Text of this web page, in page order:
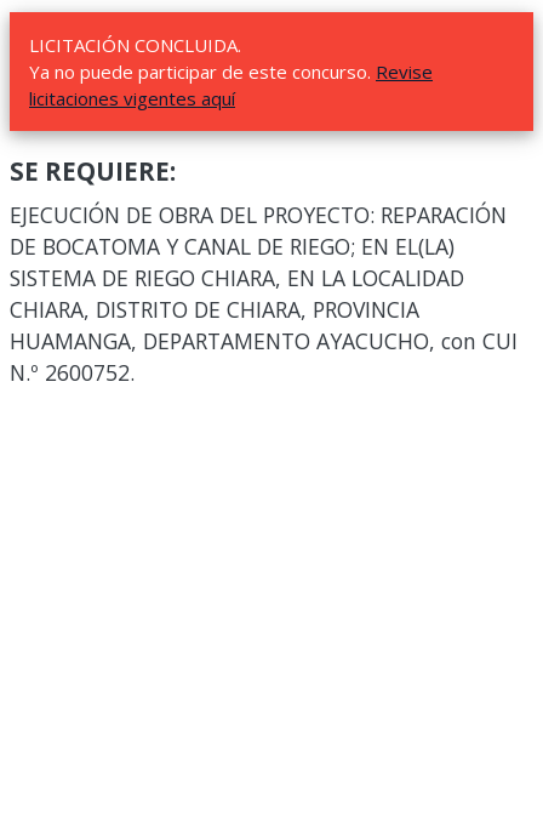
LICITACIÓN CONCLUIDA.
Ya no puede participar de este concurso. Revise
licitaciones vigentes aquí
SE REQUIERE:
EJECUCIÓN DE OBRA DEL PROYECTO: REPARACIÓN
DE BOCATOMA Y CANAL DE RIEGO; EN EL(LA)
SISTEMA DE RIEGO CHIARA, EN LA LOCALIDAD
CHIARA, DISTRITO DE CHIARA, PROVINCIA
HUAMANGA, DEPARTAMENTO AYACUCHO, con CUI
N.º 2600752.